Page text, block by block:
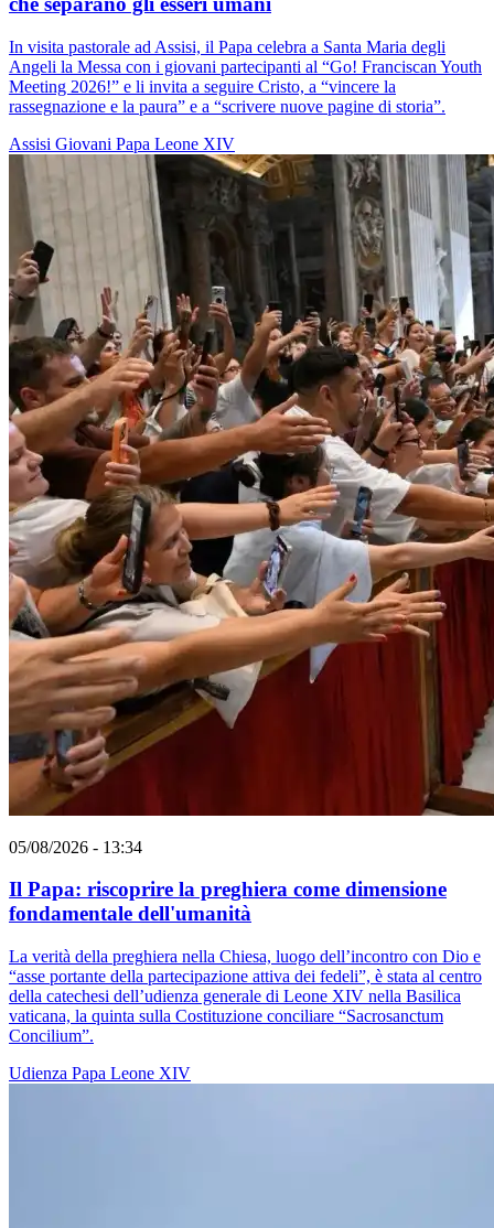
In visita pastorale ad Assisi, il Papa celebra a Santa Maria degli
Angeli la Messa con i giovani partecipanti al “Go! Franciscan Youth
Meeting 2026!” e li invita a seguire Cristo, a “vincere la
rassegnazione e la paura” e a “scrivere nuove pagine di storia”.
Assisi Giovani Papa Leone XIV
05/08/2026 - 13:34
Il Papa: riscoprire la preghiera come dimensione
fondamentale dell'umanità
La verità della preghiera nella Chiesa, luogo dell’incontro con Dio e
“asse portante della partecipazione attiva dei fedeli”, è stata al centro
della catechesi dell’udienza generale di Leone XIV nella Basilica
vaticana, la quinta sulla Costituzione conciliare “Sacrosanctum
Concilium”.
Udienza Papa Leone XIV